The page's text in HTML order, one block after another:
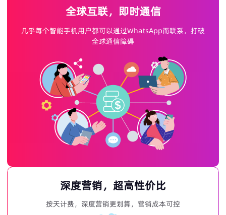
全球互联，即时通信
几乎每个智能手机用户都可以通过WhatsApp而联系，打破
全球通信障碍
深度营销，超高性价比
按天计费，深度营销更划算，营销成本可控